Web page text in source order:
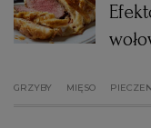
GRZYBY MIĘSO